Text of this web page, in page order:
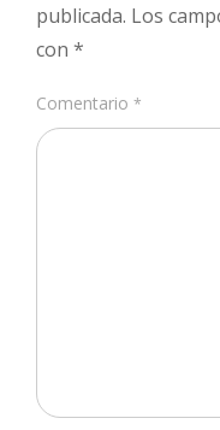
publicada. Los
con *
Comentario *